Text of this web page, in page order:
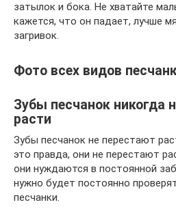
затылок и бока. Не хватайте
кажется, что он падает, лучше
загривок.
Фото всех видов
Зубы песчанок никогда
расти
Зубы песчанок не перестают
это правда, они не перестают
они нуждаются в постоянной
нужно будет постоянно
песчанки.